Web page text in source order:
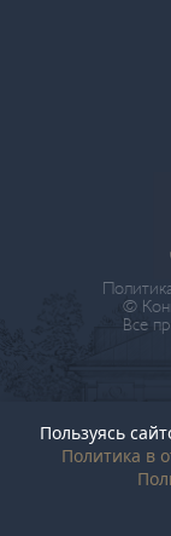
Пользуясь
Политика в
©
Все